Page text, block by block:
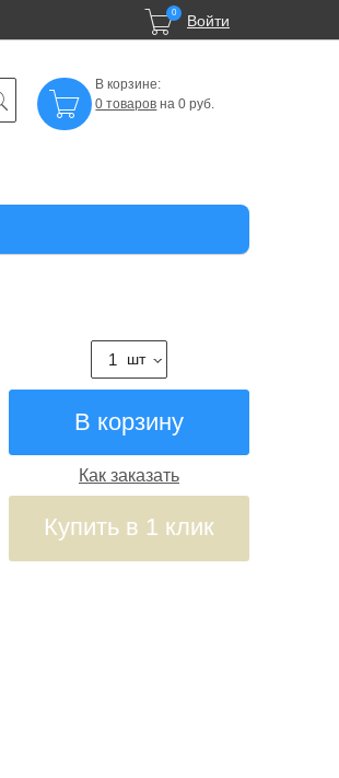
0 Войти

В корзине:
0 товаров на 0 руб.
шт
Как заказать
Купить в 1 клик